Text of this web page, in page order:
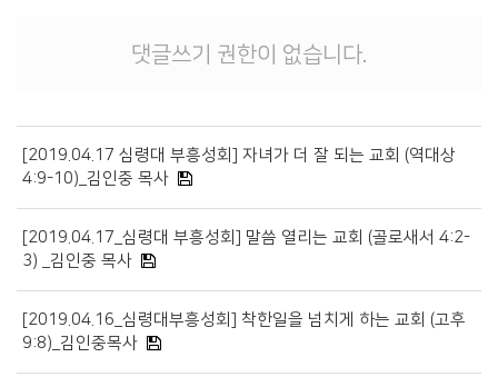
교역자 특송
댓글쓰기 권한이 없습니다.
[2019.04.17 심령대 부흥성회] 자녀가 더 잘 되는 교회 (역대상
4:9-10)_김인중 목사
[2019.04.17_심령대 부흥성회] 말씀 열리는 교회 (골로새서 4:2-
3) _김인중 목사
[2019.04.16_심령대부흥성회] 착한일을 넘치게 하는 교회 (고후
9:8)_김인중목사